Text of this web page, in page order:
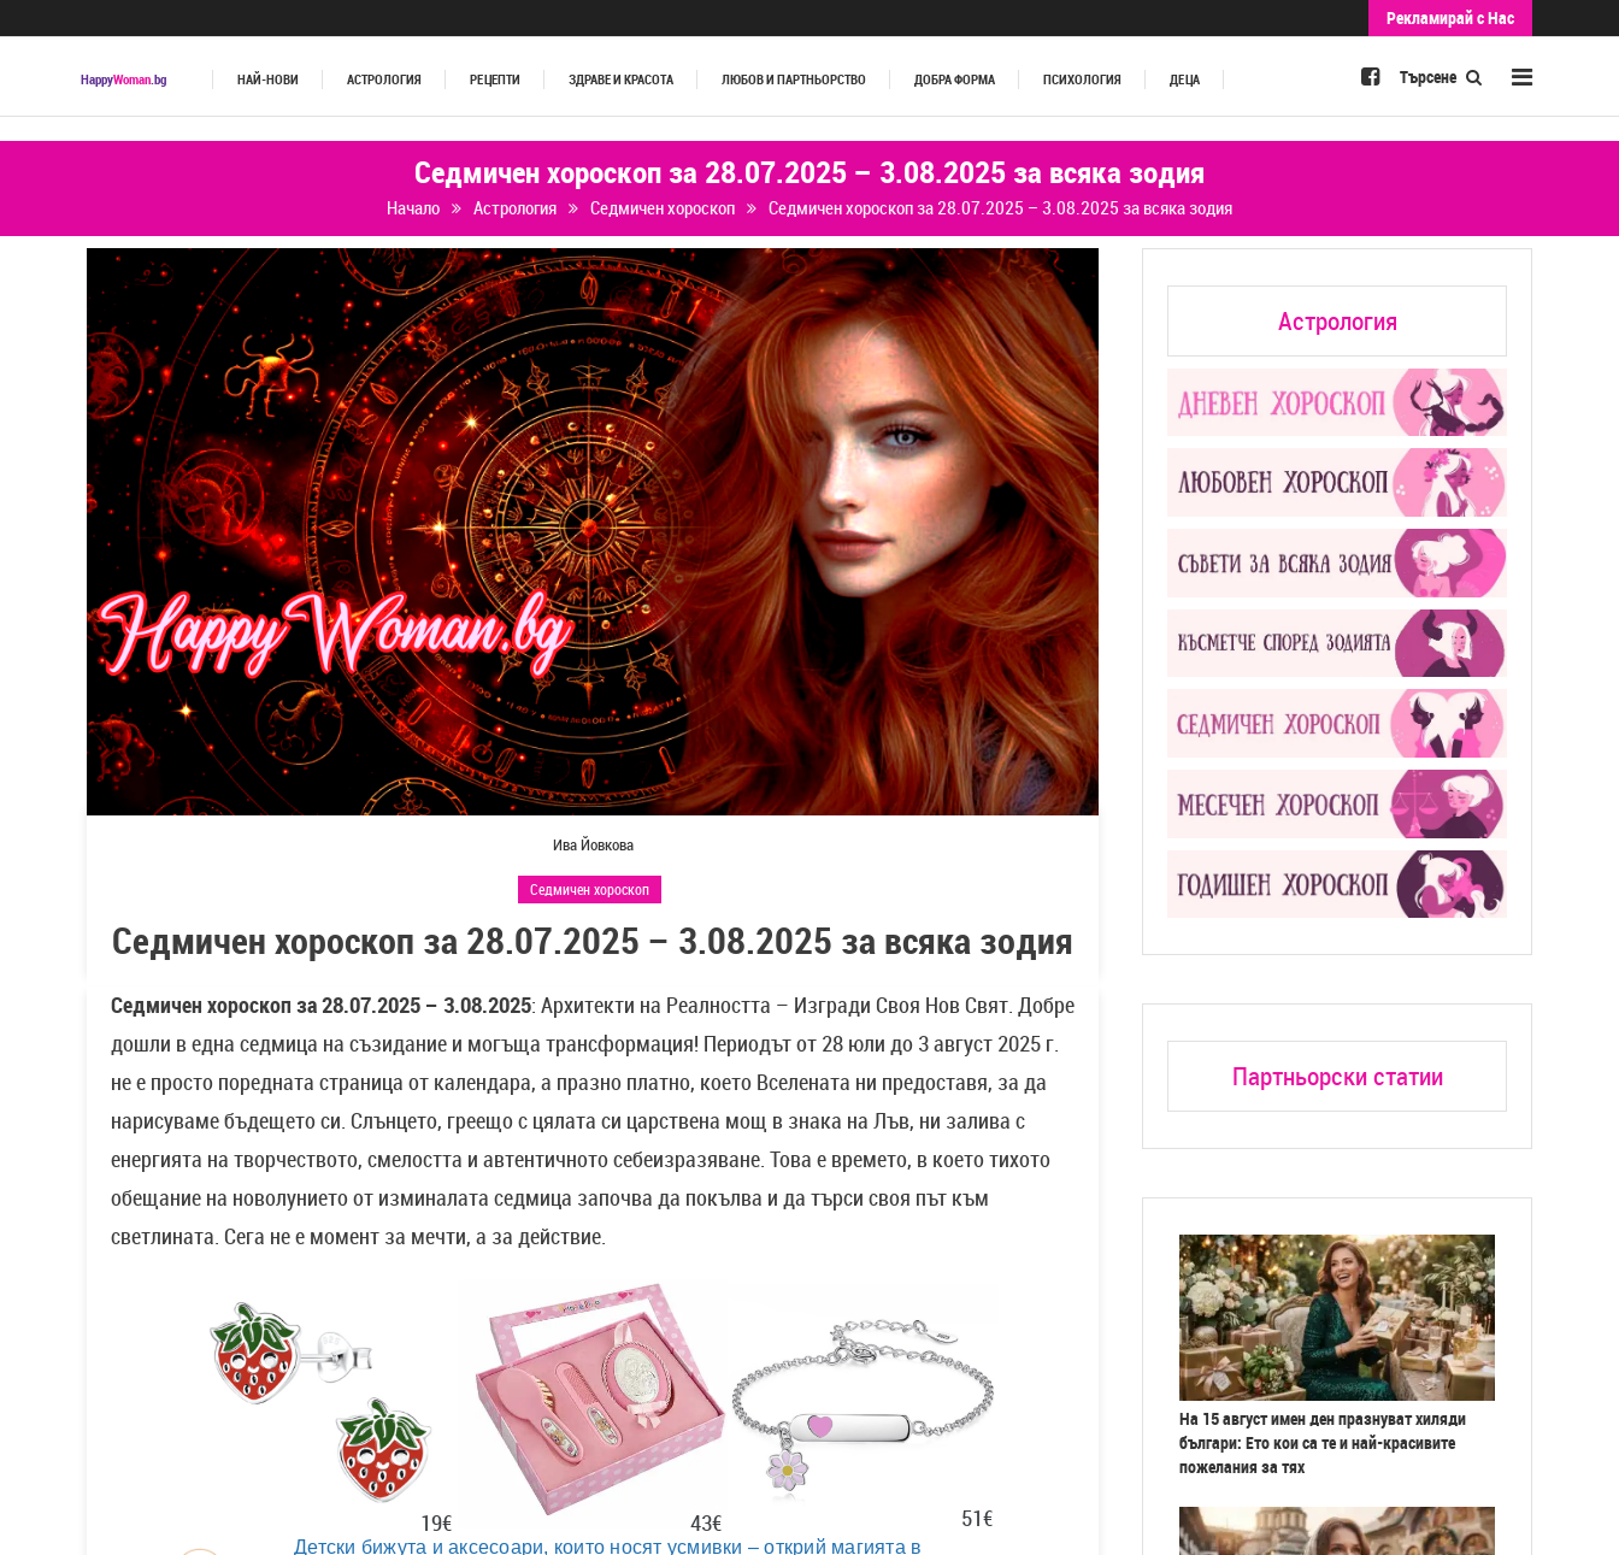
Рекламирай с Нас
HappyWoman.bg НАЙ-НОВИ АСТРОЛОГИЯ РЕЦЕПТИ ЗДРАВЕ И КРАСОТА ЛЮБОВ И ПАРТНЬОРСТВО ДОБРА ФОРМА ПСИХОЛОГИЯ ДЕЦА Търсене
Седмичен хороскоп за 28.07.2025 – 3.08.2025 за всяка зодия
Начало Астрология Седмичен хороскоп Седмичен хороскоп за 28.07.2025 – 3.08.2025 за всяка зодия
Ива Йовкова
Седмичен хороскоп
Седмичен хороскоп за 28.07.2025 – 3.08.2025 за всяка зодия
Седмичен хороскоп за 28.07.2025 – 3.08.2025: Архитекти на Реалността – Изгради Своя Нов Свят. Добре
дошли в една седмица на съзидание и могъща трансформация! Периодът от 28 юли до 3 август 2025 г.
не е просто поредната страница от календара, а празно платно, което Вселената ни предоставя, за да
нарисуваме бъдещето си. Слънцето, греещо с цялата си царствена мощ в знака на Лъв, ни залива с
енергията на творчеството, смелостта и автентичното себеизразяване. Това е времето, в което тихото
обещание на новолунието от изминалата седмица започва да покълва и да търси своя път към
светлината. Сега не е момент за мечти, а за действие.
19€ 43€ 51€
Детски бижута и аксесоари, които носят усмивки – открий магията в
Астрология
Партньорски статии
На 15 август имен ден празнуват хиляди
българи: Ето кои са те и най-красивите
пожелания за тях